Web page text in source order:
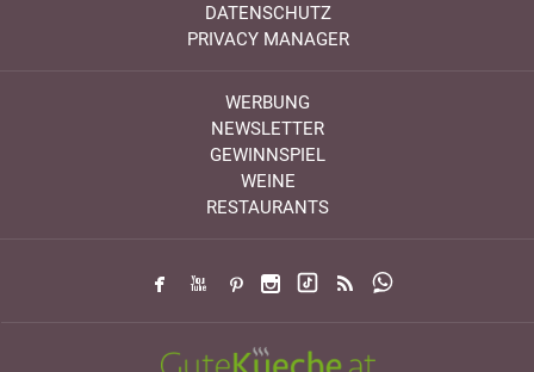
DATENSCHUTZ
PRIVACY MANAGER
WERBUNG
NEWSLETTER
GEWINNSPIEL
WEINE
RESTAURANTS